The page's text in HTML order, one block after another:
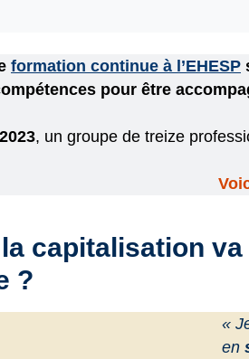
formation continue à l’EHESP
pour être
, un groupe de treize
la capitalisation
?
«
en